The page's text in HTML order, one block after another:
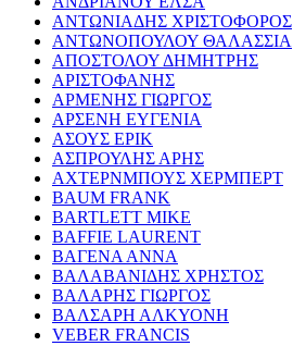
ΑΝΤΩΝΙΑΔΗΣ ΧΡΙΣΤΟΦΟΡΟΣ
ΑΝΤΩΝΟΠΟΥΛΟΥ ΘΑΛΑΣΣΙΑ
ΑΠΟΣΤΟΛΟΥ ΔΗΜΗΤΡΗΣ
ΑΡΙΣΤΟΦΑΝΗΣ
ΑΡΜΕΝΗΣ ΓΙΩΡΓΟΣ
ΑΡΣΕΝΗ ΕΥΓΕΝΙΑ
ΑΣΟΥΣ ΕΡΙΚ
ΑΣΠΡΟΥΛΗΣ ΑΡΗΣ
ΑΧΤΕΡΝΜΠΟΥΣ ΧΕΡΜΠΕΡΤ
BAUM FRANK
BARTLETT MIKE
BAFFIE LAURENT
ΒΑΓΕΝΑ ΑΝΝΑ
ΒΑΛΑΒΑΝΙΔΗΣ ΧΡΗΣΤΟΣ
ΒΑΛΑΡΗΣ ΓΙΩΡΓΟΣ
ΒΑΛΣΑΡΗ ΑΛΚΥΟΝΗ
VEBER FRANCIS